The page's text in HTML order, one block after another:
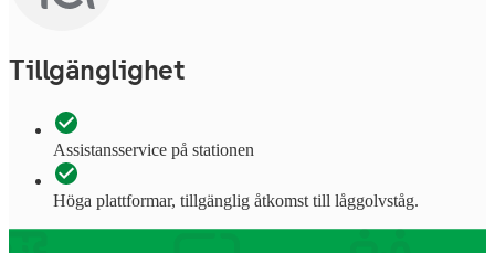
Tillgänglighet
Assistansservice på stationen
Höga plattformar, tillgänglig åtkomst till låggolvståg.